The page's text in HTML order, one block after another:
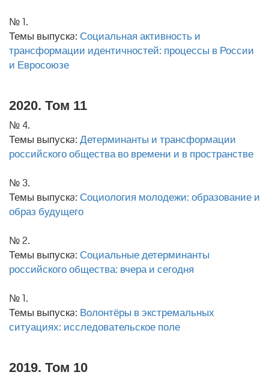
№ 1.
Темы выпускa: Социальная активность и
трансформации идентичностей: процессы в России
и Евросоюзе
2020. Том 11
№ 4.
Темы выпускa: Детерминанты и трансформации
российского общества во времени и в пространстве
№ 3.
Темы выпускa: Социология молодежи: образование и
образ будущего
№ 2.
Темы выпускa: Социальные детерминанты
российского общества: вчера и сегодня
№ 1.
Темы выпускa: Волонтёры в экстремальных
ситуациях: исследовательское поле
2019. Том 10